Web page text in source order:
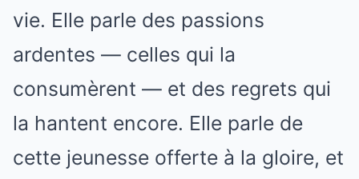
vie. Elle parle des passions
ardentes — celles qui la
consumèrent — et des regrets qui
la hantent encore. Elle parle de
cette jeunesse offerte à la gloire, et